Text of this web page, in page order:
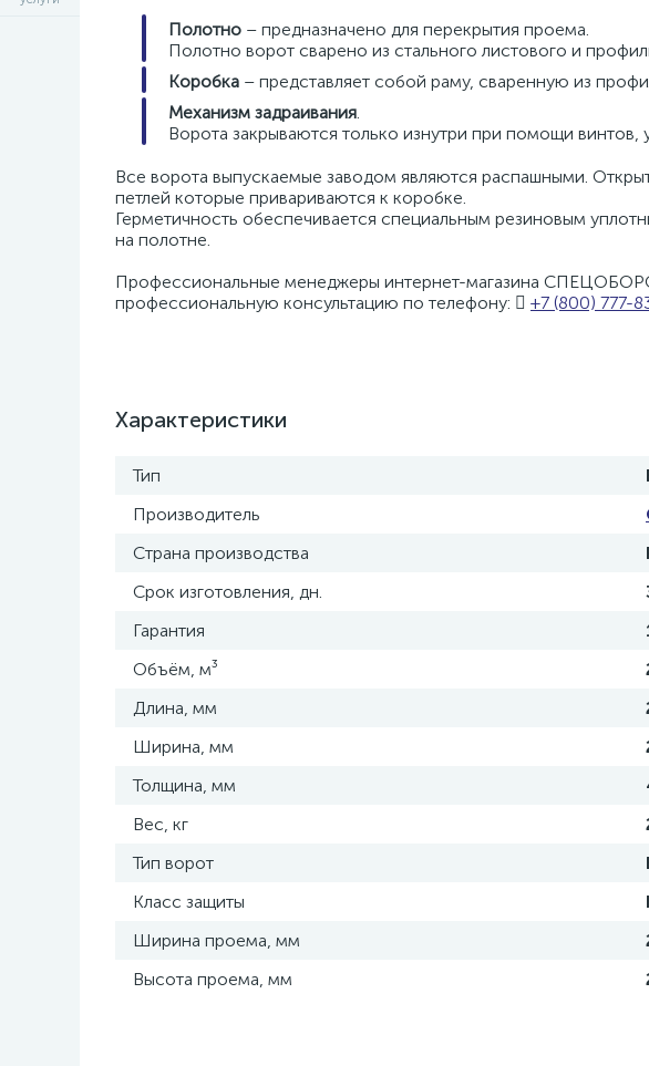
Полотно – предназначено для перекрытия проема.
Полотно ворот сварено из стального листового и
Коробка – представляет собой раму, сваренную из
Механизм задраивания.
Ворота закрываются только изнутри при помощи винтов,
Все ворота выпускаемые заводом являются распашными.
петлей которые привариваются к коробке.
Герметичность обеспечивается специальным резиновым
на полотне.
Профессиональные менеджеры интернет-магазина
профессиональную консультацию по телефону:
+7 (800) 777-
Характеристики
Тип
Производитель
Страна производства
Срок изготовления, дн.
Гарантия
Объём, м³
Длина, мм
Ширина, мм
Толщина, мм
Вес, кг
Тип ворот
Класс защиты
Ширина проема, мм
Высота проема, мм